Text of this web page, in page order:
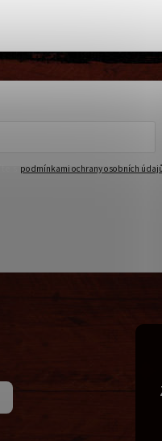
podmínkami ochrany osobních údajů